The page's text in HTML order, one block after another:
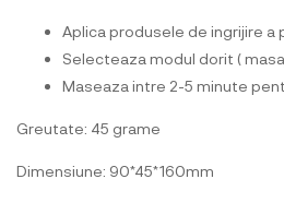
Aplica produsele de ingrijire a
Selecteaza modul dorit (
Maseaza intre 2-5 minute
Greutate: 45 grame
Dimensiune: 90*45*160mm